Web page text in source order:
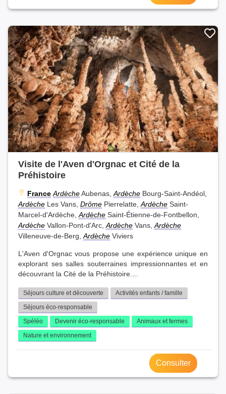
Visite de l'Aven d'Orgnac et Cité de la
Préhistoire
France ArdècheAubenas, Ardèche Bourg-Saint-Andéol,
Ardèche Les Vans, Drôme Pierrelatte, Ardèche Saint-
Marcel-d'Ardèche, Ardèche Saint-Étienne-de-Fontbellon,
Ardèche Vallon-Pont-d'Arc, Ardèche Vans, Ardèche
Villeneuve-de-Berg, Ardèche Viviers
L'Aven d'Orgnac vous propose une expérience unique en
explorant ses salles souterraines impressionnantes et en
découvrant la Cité de la Préhistoire....
Séjours culture et découverte
Activités enfants / famille
Séjours éco-responsable
Spéléo
Devenir éco-responsable
Animaux et fermes
Nature et environnement
Consulter